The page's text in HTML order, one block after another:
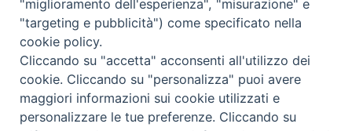
"miglioramento dell'esperienza", "misurazione" e
"targeting e pubblicità") come specificato nella
cookie policy.
Cliccando su "accetta" acconsenti all'utilizzo dei
cookie. Cliccando su "personalizza" puoi avere
maggiori informazioni sui cookie utilizzati e
personalizzare le tue preferenze. Cliccando su